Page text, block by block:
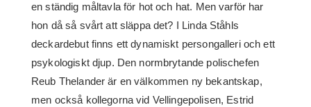
en ständig måltavla för hot och hat. Men varför har
hon då så svårt att släppa det? I Linda Ståhls
deckardebut finns ett dynamiskt persongalleri och ett
psykologiskt djup. Den normbrytande polischefen
Reub Thelander är en välkommen ny bekantskap,
men också kollegorna vid Vellingepolisen, Estrid